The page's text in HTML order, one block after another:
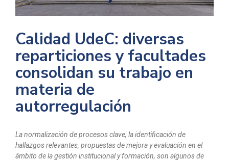
Calidad UdeC: diversas
reparticiones y facultades
consolidan su trabajo en
materia de
autorregulación
La normalización de procesos clave, la identificación de
hallazgos relevantes, propuestas de mejora y evaluación en el
ámbito de la gestión institucional y formación, son algunos de